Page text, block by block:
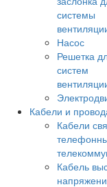
системы
Насос
Решетка
систем
Кабели и
Кабели
Кабель